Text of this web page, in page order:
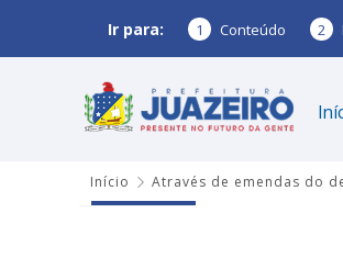
Ir para: 1 Conteúdo 2
Início Através de emendas do